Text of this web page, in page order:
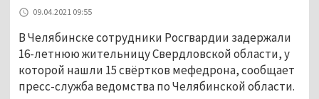
09.04.2021 09:55
В Челябинске сотрудники Росгвардии задержали
16-летнюю жительницу Свердловской области, у
которой нашли 15 свёртков мефедрона, сообщает
пресс-служба ведомства по Челябинской области.